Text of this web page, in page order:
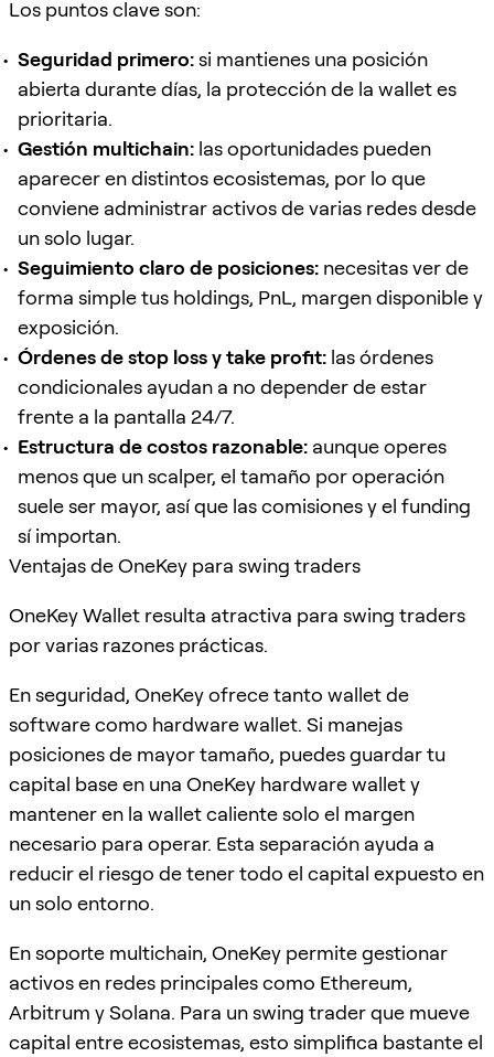
Los puntos clave son:
Seguridad primero:si mantienes una posición
abierta durante días, la protección de la wallet es
prioritaria.
Gestión multichain: las oportunidades pueden
aparecer en distintos ecosistemas, por lo que
conviene administrar activos de varias redes desde
un solo lugar.
Seguimiento claro de posiciones: necesitas ver de
forma simple tus holdings, PnL, margen disponible y
exposición.
Órdenes de stop loss y take profit: las órdenes
condicionales ayudan a no depender de estar
frente a la pantalla 24/7.
Estructura de costos razonable: aunque operes
menos que un scalper, el tamaño por operación
suele ser mayor, así que las comisiones y el funding
sí importan.
Ventajas de OneKey para swing traders
OneKey Wallet resulta atractiva para swing traders
por varias razones prácticas.
En seguridad, OneKey ofrece tanto wallet de
software como hardware wallet. Si manejas
posiciones de mayor tamaño, puedes guardar tu
capital base en una OneKey hardware wallet y
mantener en la wallet caliente solo el margen
necesario para operar. Esta separación ayuda a
reducir el riesgo de tener todo el capital expuesto en
un solo entorno.
En soporte multichain, OneKey permite gestionar
activos en redes principales como Ethereum,
Arbitrum y Solana. Para un swing trader que mueve
capital entre ecosistemas, esto simplifica bastante el